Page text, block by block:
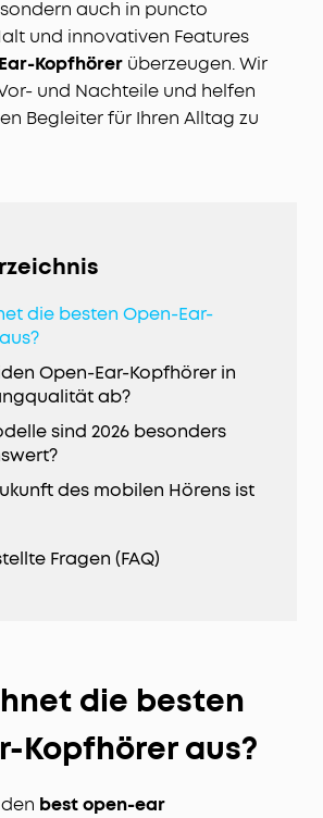
auch in puncto
und innovativen Features
Kopfhörer überzeugen. Wir
und Nachteile und helfen
Begleiter für Ihren Alltag zu
die besten Open-Ear-
Open-Ear-Kopfhörer in
ab?
sind 2026 besonders
des mobilen Hörens ist
Fragen (FAQ)
die besten
Kopfhörer aus?
best open-ear